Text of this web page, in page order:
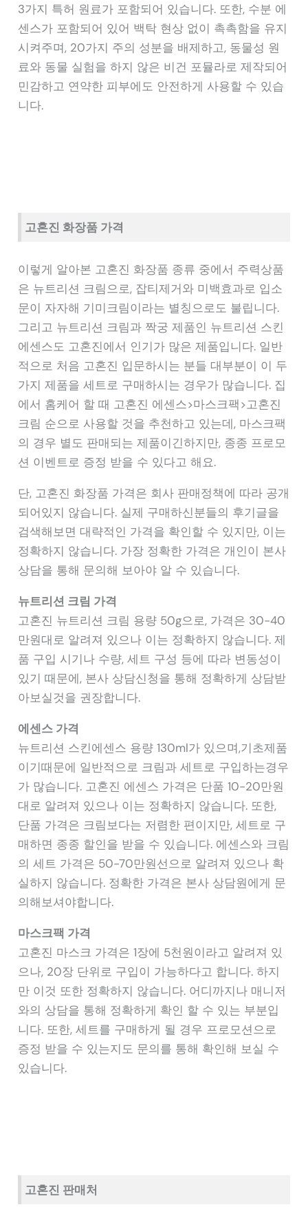
3가지 특허 원료가 포함되어 있습니다. 또한, 수분 에
센스가 포함되어 있어 백탁 현상 없이 촉촉함을 유지
시켜주며, 20가지 주의 성분을 배제하고, 동물성 원
료와 동물 실험을 하지 않은 비건 포뮬라로 제작되어
민감하고 연약한 피부에도 안전하게 사용할 수 있습
니다.
고혼진 화장품 가격
이렇게 알아본 고혼진 화장품 종류 중에서 주력상품
은 뉴트리션 크림으로, 잡티제거와 미백효과로 입소
문이 자자해 기미크림이라는 별칭으로도 불립니다.
그리고 뉴트리션 크림과 짝궁 제품인 뉴트리션 스킨
에센스도 고혼진에서 인기가 많은 제품입니다. 일반
적으로 처음 고혼진 입문하시는 분들 대부분이 이 두
가지 제품을 세트로 구매하시는 경우가 많습니다. 집
에서 홈케어 할 때 고혼진 에센스>마스크팩>고혼진
크림 순으로 사용할 것을 추천하고 있는데, 마스크팩
의 경우 별도 판매되는 제품이긴하지만, 종종 프로모
션 이벤트로 증정 받을 수 있다고 해요.
단, 고혼진 화장품 가격은 회사 판매정책에 따라 공개
되어있지 않습니다. 실제 구매하신분들의 후기글을
검색해보면 대략적인 가격을 확인할 수 있지만, 이는
정확하지 않습니다. 가장 정확한 가격은 개인이 본사
상담을 통해 문의해 보아야 알 수 있습니다.
뉴트리션 크림 가격
고혼진 뉴트리션 크림 용량 50g으로, 가격은 30-40
만원대로 알려져 있으나 이는 정확하지 않습니다. 제
품 구입 시기나 수량, 세트 구성 등에 따라 변동성이
있기 때문에, 본사 상담신청을 통해 정확하게 상담받
아보실것을 권장합니다.
에센스 가격
뉴트리션 스킨에센스 용량 130ml가 있으며,기초제품
이기때문에 일반적으로 크림과 세트로 구입하는경우
가 많습니다. 고혼진 에센스 가격은 단품 10-20만원
대로 알려져 있으나 이는 정확하지 않습니다. 또한,
단품 가격은 크림보다는 저렴한 편이지만, 세트로 구
매하면 종종 할인을 받을 수 있습니다. 에센스와 크림
의 세트 가격은 50-70만원선으로 알려져 있으나 확
실하지 않습니다. 정확한 가격은 본사 상담원에게 문
의해보셔야합니다.
마스크팩 가격
고혼진 마스크 가격은 1장에 5천원이라고 알려져 있
으나, 20장 단위로 구입이 가능하다고 합니다. 하지
만 이것 또한 정확하지 않습니다. 어디까지나 매니저
와의 상담을 통해 정확하게 확인 할 수 있는 부분입
니다. 또한, 세트를 구매하게 될 경우 프로모션으로
증정 받을 수 있는지도 문의를 통해 확인해 보실 수
있습니다.
고혼진 판매처